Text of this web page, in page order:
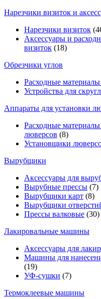
Нарезчики визиток и
Нарезчики визиток
Аксессуары и
визиток (18)
Обрезчики углов
Расходные материалы
Устройства для
Аппараты для установки
Расходные материалы
люверсов (8)
Установщики
Вырубщики
Аксессуары для
Вырубные прессы (7)
Вырубщики карт (8)
Вырубщики
Прессы валковые (30)
Лакировальные машины
Аксессуары для
Машины для
(19)
УФ-сушки (7)
Термоклеевые машины